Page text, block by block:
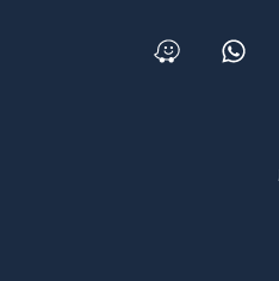
Whatsapp
Waze